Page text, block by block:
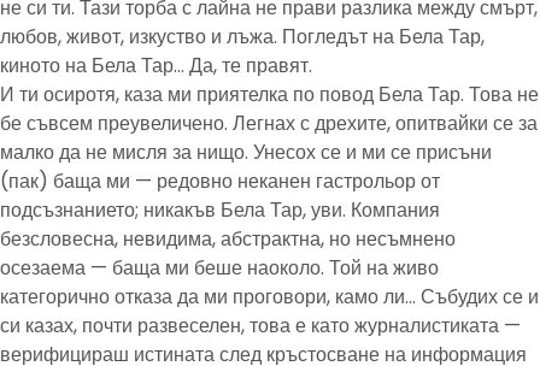
не си ти. Тази торба с лайна не прави разлика между смърт,
любов, живот, изкуство и лъжа. Погледът на Бела Тар,
киното на Бела Тар… Да, те правят.
И ти осиротя, каза ми приятелка по повод Бела Тар. Това не
бе съвсем преувеличено. Легнах с дрехите, опитвайки се за
малко да не мисля за нищо. Унесох се и ми се присъни
(пак) баща ми — редовно неканен гастрольор от
подсъзнанието; никакъв Бела Тар, уви. Компания
безсловесна, невидима, абстрактна, но несъмнено
осезаема — баща ми беше наоколо. Той на живо
категорично отказа да ми проговори, камо ли… Събудих се и
си казах, почти развеселен, това е като журналистиката —
верифицираш истината след кръстосване на информация